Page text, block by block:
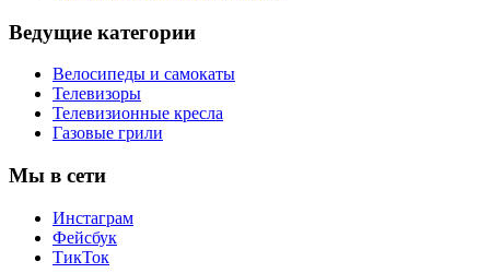
Ведущие категории
Велосипеды и самокаты
Телевизоры
Телевизионные кресла
Газовые грили
Мы в сети
Инстаграм
Фейсбук
ТикТок